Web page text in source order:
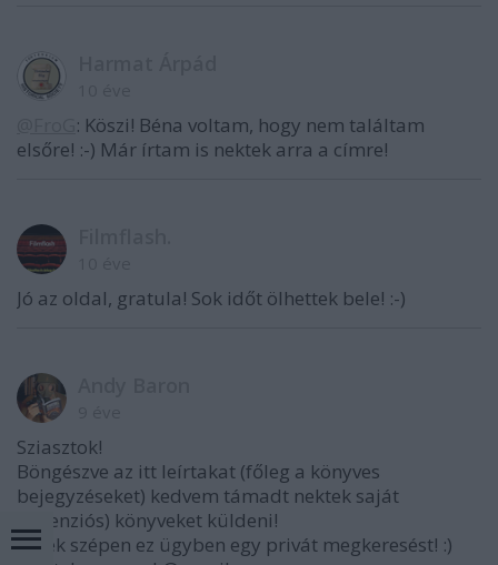
: Köszi! Béna voltam, hogy nem találtam
elsőre! :-) Már írtam is nektek arra a címre!
Jó az oldal, gratula! Sok időt ölhettek bele! :-)
Sziasztok!
Böngészve az itt leírtakat (főleg a könyves
bejegyzéseket) kedvem támadt nektek saját
(recenziós) könyveket küldeni!
Kérek szépen ez ügyben egy privát megkeresést! :)